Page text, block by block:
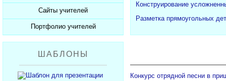
Видеоуроки ЕГЭ и ОГЭ
Сайты учителей
Каталог сайтов
Добавить сайт
Портфолио учителей
Каталог портфолио
Добавить портфолио
ШАБЛОНЫ
Конструирование
Разметка прямоугольных
Конкурс отрядной песни в